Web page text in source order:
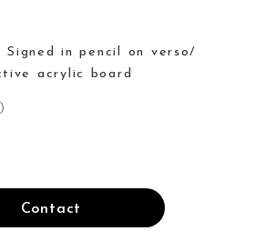
in pencil on verso/
acrylic board
Contact